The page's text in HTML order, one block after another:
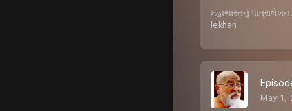
મહાભારતનું
lekhan
May 1,